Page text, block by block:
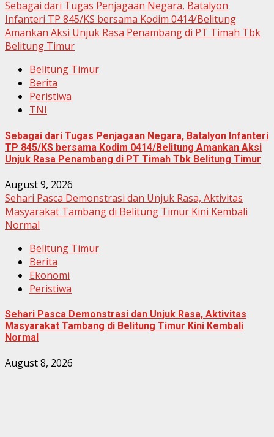
Sebagai dari Tugas Penjagaan Negara, Batalyon
Infanteri TP 845/KS bersama Kodim 0414/Belitung
Amankan Aksi Unjuk Rasa Penambang di PT Timah Tbk
Belitung Timur
Belitung Timur
Berita
Peristiwa
TNI
Sebagai dari Tugas Penjagaan Negara, Batalyon Infanteri
TP 845/KS bersama Kodim 0414/Belitung Amankan Aksi
Unjuk Rasa Penambang di PT Timah Tbk Belitung Timur
August 9, 2026
Sehari Pasca Demonstrasi dan Unjuk Rasa, Aktivitas
Masyarakat Tambang di Belitung Timur Kini Kembali
Normal
Belitung Timur
Berita
Ekonomi
Peristiwa
Sehari Pasca Demonstrasi dan Unjuk Rasa, Aktivitas
Masyarakat Tambang di Belitung Timur Kini Kembali
Normal
August 8, 2026